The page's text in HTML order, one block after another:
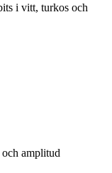
i vitt, turkos och
amplitud